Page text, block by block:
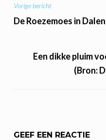
BERICHT
NAVIGATIE
Vorige bericht
De Roezemoes in
Een dikke pluim
(Bron:
GEEF EEN REACTIE